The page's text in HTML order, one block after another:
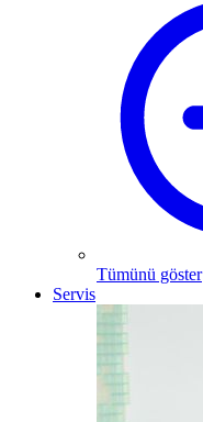
Tümünü göster
Servis